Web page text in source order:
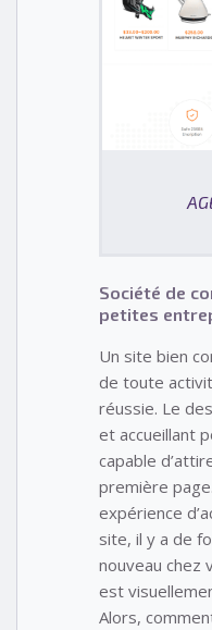
Société de
petites
Un site bien
de toute
réussie. Le
et accueillant
capable
première
expérience
site, il y a de
nouveau chez
est
Alors,